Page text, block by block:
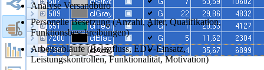
Analyse Versandbüro
Personelle Besetzung (Anzahl, Alter, Qualifikation,
Funktionsbeschreibungen)
Arbeitsabläufe (Belegfluss, EDV-Einsatz,
Leistungskontrollen, Funktionalität, Motivation)